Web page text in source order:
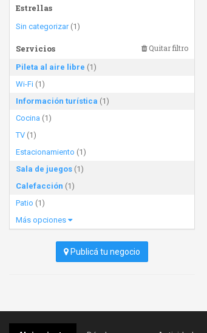
Estrellas
Sin categorizar(1)
Servicios Quitar filtro
Pileta al aire libre (1)
Wi-Fi (1)
Información turística (1)
Cocina (1)
TV (1)
Estacionamiento (1)
Sala de juegos (1)
Calefacción (1)
Patio (1)
Más opciones
Publicá tu negocio